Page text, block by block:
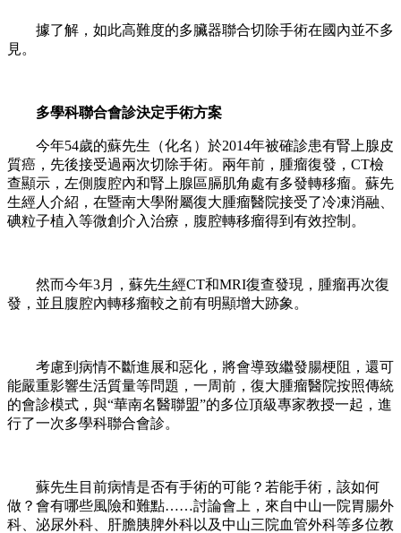
據了解，如此高難度的多臟器聯合切除手術在國內並不多
見。
多學科聯合會診決定手術方案
今年54歲的蘇先生（化名）於2014年被確診患有腎上腺皮
質癌，先後接受過兩次切除手術。兩年前，腫瘤復發，CT檢
查顯示，左側腹腔內和腎上腺區膈肌角處有多發轉移瘤。蘇先
生經人介紹，在暨南大學附屬復大腫瘤醫院接受了冷凍消融、
碘粒子植入等微創介入治療，腹腔轉移瘤得到有效控制。
然而今年3月，蘇先生經CT和MRI復查發現，腫瘤再次復
發，並且腹腔內轉移瘤較之前有明顯增大跡象。
考慮到病情不斷進展和惡化，將會導致繼發腸梗阻，還可
能嚴重影響生活質量等問題，一周前，復大腫瘤醫院按照傳統
的會診模式，與“華南名醫聯盟”的多位頂級專家教授一起，進
行了一次多學科聯合會診。
蘇先生目前病情是否有手術的可能？若能手術，該如何
做？會有哪些風險和難點……討論會上，來自中山一院胃腸外
科、泌尿外科、肝膽胰脾外科以及中山三院血管外科等多位教